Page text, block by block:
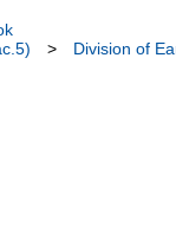
>
Division of